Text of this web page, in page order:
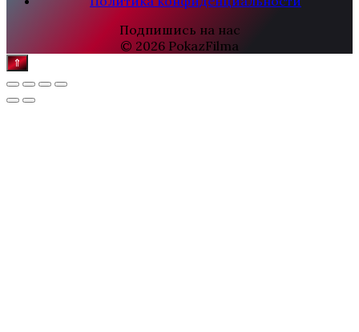
Подпишись на нас
© 2026 PokazFilma